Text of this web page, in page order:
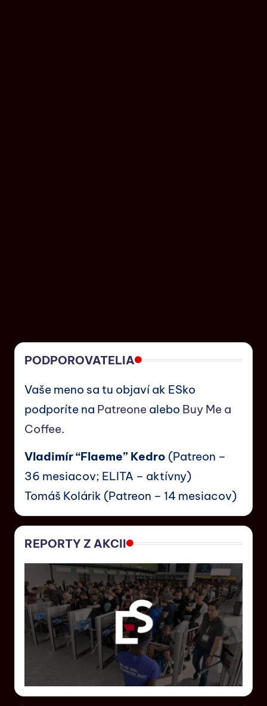
PODPOROVATELIA
Vaše meno sa tu objaví ak ESko
podporíte na Patreone alebo Buy Me a
Coffee.
Vladimír “Flaeme” Kedro (Patreon –
36 mesiacov; ELITA – aktívny)
Tomáš Kolárik (Patreon – 14 mesiacov)
REPORTY Z AKCII